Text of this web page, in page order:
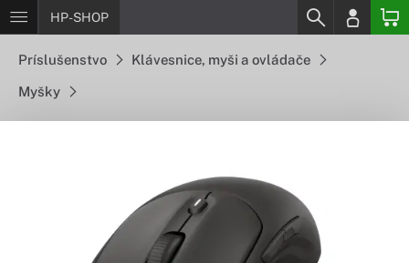
HP-SHOP
Príslušenstvo Klávesnice, myši a ovládače
Myšky